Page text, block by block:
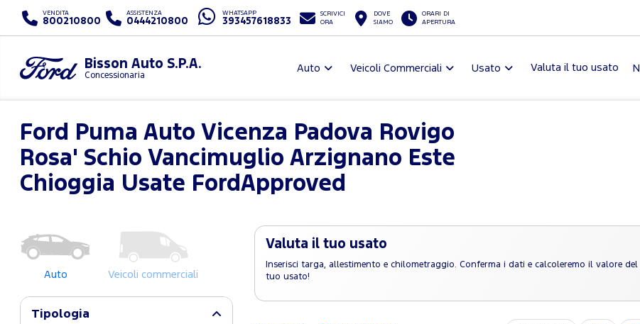
VENDITA
800210800
ASSISTENZA
0444210800
WHATSAPP
393457618833
SCRIVICI
ORA
DOVE
SIAMO
ORARI DI
APERTURA
Bisson Auto S.P.A.
Concessionaria
Auto Veicoli Commerciali Usato Valuta il tuo usato
Ford Puma Auto Vicenza Padova Rovigo
Rosa' Schio Vancimuglio Arzignano Este
Chioggia Usate FordApproved
Auto Veicoli commerciali
Tipologia
Valuta il tuo usato
Inserisci targa, allestimento e chilometraggio. Conferma i dati e calcoleremo il valore del
tuo usato!